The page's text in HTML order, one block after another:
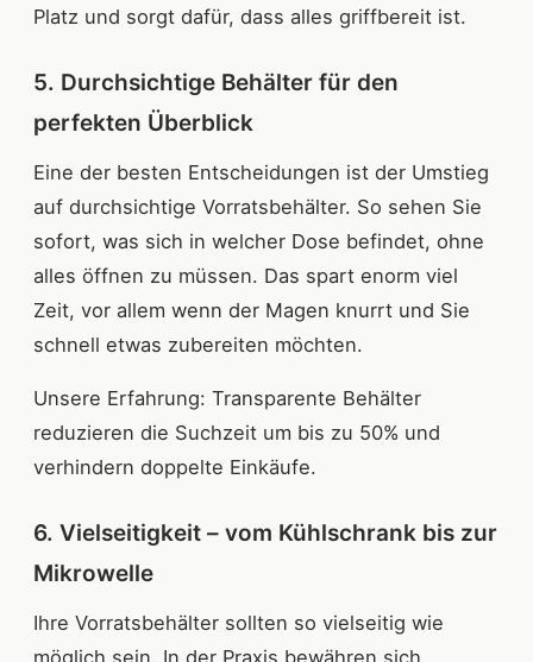
Platz und sorgt dafür, dass alles griffbereit ist.
5. Durchsichtige Behälter für den
perfekten Überblick
Eine der besten Entscheidungen ist der Umstieg
auf durchsichtige Vorratsbehälter. So sehen Sie
sofort, was sich in welcher Dose befindet, ohne
alles öffnen zu müssen. Das spart enorm viel
Zeit, vor allem wenn der Magen knurrt und Sie
schnell etwas zubereiten möchten.
Unsere Erfahrung: Transparente Behälter
reduzieren die Suchzeit um bis zu 50% und
verhindern doppelte Einkäufe.
6. Vielseitigkeit – vom Kühlschrank bis zur
Mikrowelle
Ihre Vorratsbehälter sollten so vielseitig wie